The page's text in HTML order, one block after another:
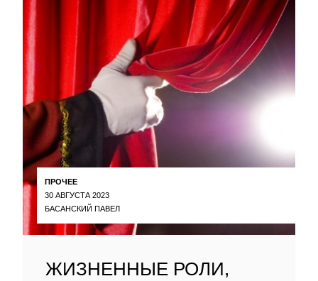
ПРОЧЕЕ
30 АВГУСТА 2023
БАСАНСКИЙ ПАВЕЛ
ЖИЗНЕННЫЕ РОЛИ,